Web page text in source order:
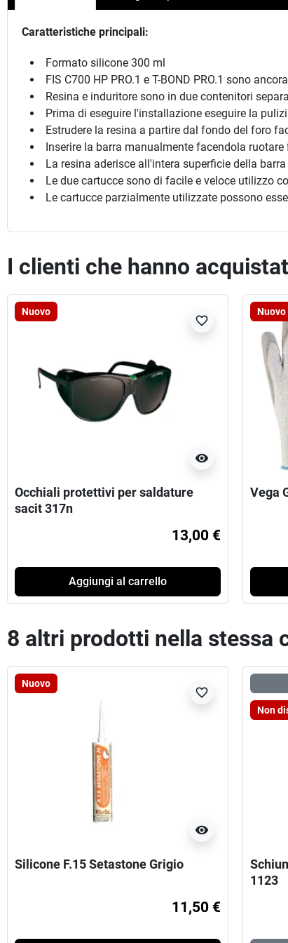
Caratteristiche principali:
Formato silicone 300 ml
FIS C700 HP PRO.1 e T-BOND PRO.1 sono
Resina e induritore sono in due contenitori
Prima di eseguire l'installazione eseguire la
Estrudere la resina a partire dal fondo del foro
Inserire la barra manualmente facendola
La resina aderisce all'intera superficie della
Le due cartucce sono di facile e veloce utilizzo
Le cartucce parzialmente utilizzate possono
I clienti che hanno
Nuovo
visibility
favorite_border
Occhiali protettivi per saldature
sacit 317n
13,00 €
Aggiungi al carrello
Nuovo
Vega
8 altri prodotti nella stessa
Nuovo
visibility
favorite_border
Silicone F.15 Setastone Grigio
11,50 €
Non
1123